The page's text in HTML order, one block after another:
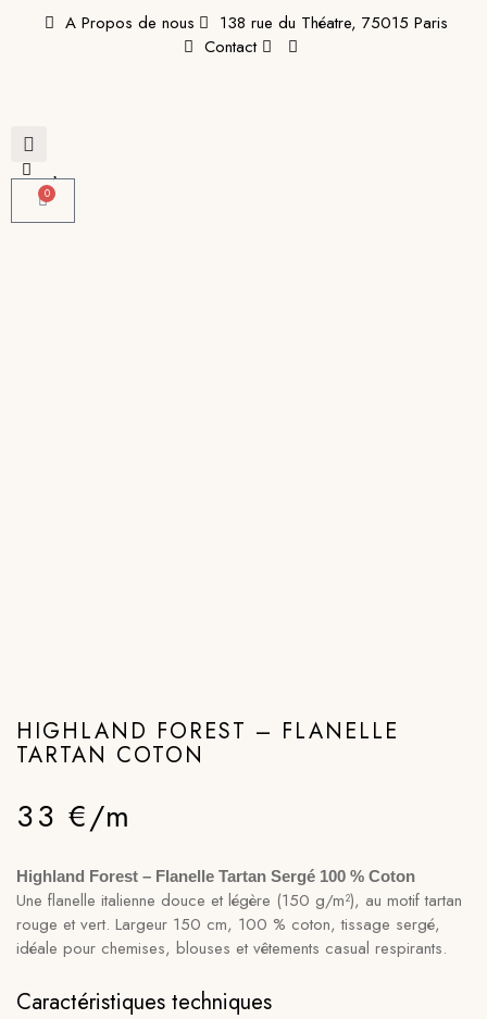
A Propos de nous
138 rue du Théatre, 75015 Paris
Contact
0
HIGHLAND FOREST – FLANELLE
TARTAN COTON
33 €/m
Highland Forest – Flanelle Tartan Sergé 100 % Coton
Une flanelle italienne douce et légère (150 g/m²), au motif tartan
rouge et vert. Largeur 150 cm, 100 % coton, tissage sergé,
idéale pour chemises, blouses et vêtements casual respirants.
Caractéristiques techniques